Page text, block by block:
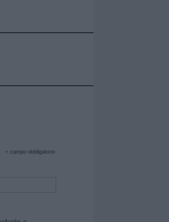
* campo obbligatorio